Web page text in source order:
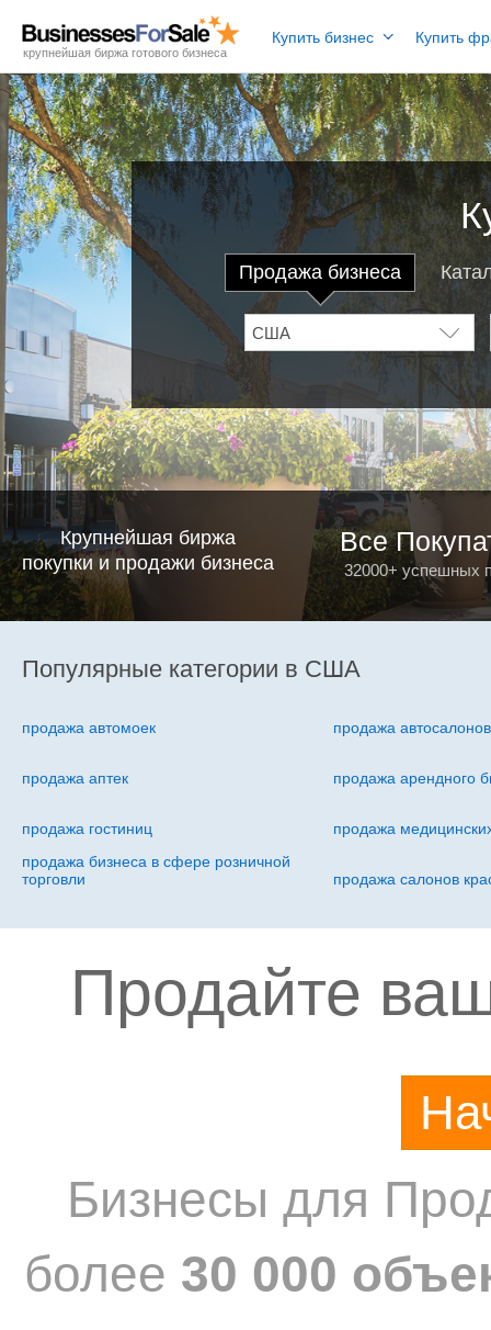
крупнейшая биржа готового бизнеса
Купить бизнес Купить
Продажа бизнеса
Крупнейшая биржа
покупки и продажи бизнеса
Все
32000+ успешных
Популярные категории в США
продажа автомоек продажа автосалонов
продажа аптек продажа арендного
продажа гостиниц
продажа
продажа бизнеса в сфере розничной
торговли
продажа салонов
Продайте
Бизнесы для
более 30 000